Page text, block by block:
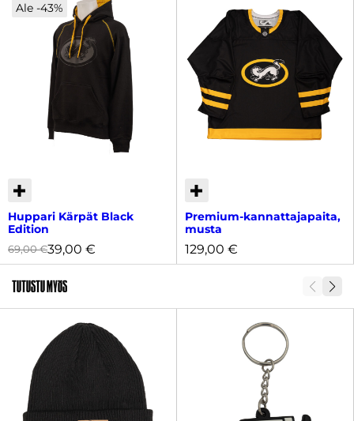
Ale -43%
Huppari Kärpät Black
Edition
69,00€39,00 €
Premium-kannattajapaita,
musta
129,00 €
Tutustu myös